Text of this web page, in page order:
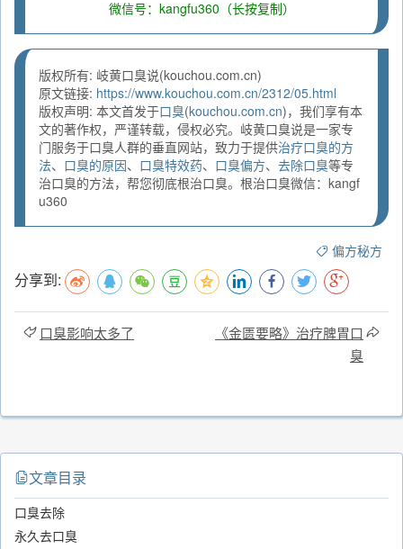
微信号：kangfu360（长按复制）
版权所有: 岐黄口臭说(kouchou.com.cn)
原文链接: https://www.kouchou.com.cn/2312/05.html
版权声明: 本文首发于口臭(kouchou.com.cn)，我们享有本
文的著作权，严谨转载，侵权必究。岐黄口臭说是一家专
门服务于口臭人群的垂直网站，致力于提供治疗口臭的方
法、 口臭的原因、 口臭特效药、 口臭偏方、 去除口臭等专
治口臭的方法，帮您彻底根治口臭。根治口臭微信：kangf
u360
偏方秘方
分享到:
口臭影响太多了
《金匮要略》治疗脾胃口
臭
文章目录
口臭去除
永久去口臭